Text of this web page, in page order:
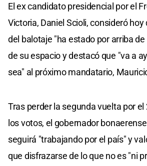
El ex candidato presidencial por el
Victoria, Daniel Scioli, consideró
del balotaje "ha estado por arriba
de su espacio y destacó que "va a
sea" al próximo mandatario,
Tras perder la segunda vuelta por el
los votos, el gobernador
seguirá "trabajando por el país" y
que disfrazarse de lo que no es "ni